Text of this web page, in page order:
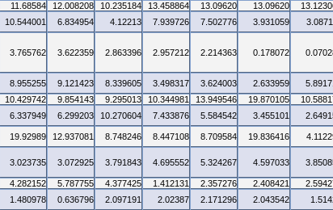
11.68584 12.008208 10.235184 13.458864 13.09620 13.09620
10.544001 6.834954 4.12213 7.939726 7.502776 3.931059
3.765762 3.622359 2.863396 2.957212 2.214363 0.178072
8.955255 9.121423 8.339605 3.498317 3.624003 2.633959
10.429742 9.854143 9.295013 10.344981 13.949546 19.870105
6.337949 6.299203 10.270604 7.433876 5.584542 3.455101
19.92989 12.937081 8.748246 8.447108 8.709584 19.836416
3.023735 3.072925 3.791843 4.695552 5.324267 4.597033
4.282152 5.787755 4.377425 1.412131 2.357276 2.408421
1.480978 0.636796 2.097191 2.02387 2.171296 2.043542